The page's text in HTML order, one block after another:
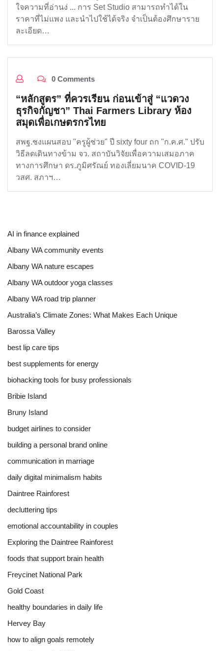
ใจความที่อ่านง่ ... การ Set Studio สามารถทำได้ใน
ราคาที่ไม่แพง และนำไปใช้ได้จริง จำเป็นต้องศึกษาราย
ละเอียด…
0 Comments
“หลักสูตร” ที่ควรเรียน ก่อนเข้าสู่ “แวดวง
ธุรกิจกัญชา” Thai Farmers Library ห้อง
สมุดเพื่อเกษตรกรไทย
สพฐ.ชงแผนสอบ "ครูผู้ช่วย" ปี sixty four ถก "ก.ค.ศ." ปรับ
วิธีลดเดินทางข้าม จว. สถาบันวิจัยเพื่อความเสมอภาค
ทางการศึกษา ดร.ภูมิศรัณย์ ทองเลี่ยมนาค COVID-19
วสศ. สภาฯ…
AI in finance explained
Albany WA community events
Albany WA nature escapes
Albany WA outdoor yoga classes
Albany WA road trip planner
Australia’s Climate Zones: What Makes Each Unique
Barossa Valley
best lip care tips
best supplements for energy
biohacking tools for busy professionals
Bribie Island
Bruny Island
budget airlines to consider
building a personal brand online
communication in marriage
daily digital minimalism habits
Daintree Rainforest
decluttering tips
emotional accountability in couples
Exploring the Daintree Rainforest
foods that support brain health
Freycinet National Park
Gold Coast
healthy boundaries in daily life
Hervey Bay
how to align goals remotely